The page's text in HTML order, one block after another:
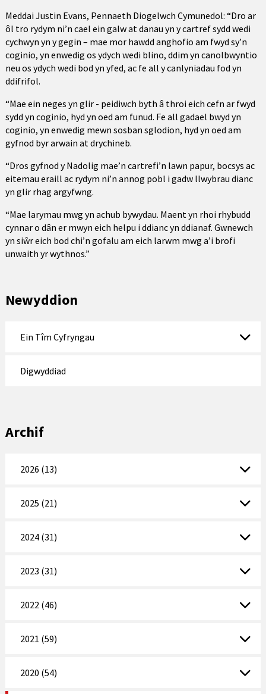
Meddai Justin Evans, Pennaeth Diogelwch Cymunedol: “Dro ar
ôl tro rydym ni’n cael ein galw at danau yn y cartref sydd wedi
cychwyn yn y gegin – mae mor hawdd anghofio am fwyd sy’n
coginio, yn enwedig os ydych wedi blino, ddim yn canolbwyntio
neu os ydych wedi bod yn yfed, ac fe all y canlyniadau fod yn
ddifrifol.
“Mae ein neges yn glir - peidiwch byth â throi eich cefn ar fwyd
sydd yn coginio, hyd yn oed am funud. Fe all gadael bwyd yn
coginio, yn enwedig mewn sosban sglodion, hyd yn oed am
gyfnod byr arwain at drychineb.
“Dros gyfnod y Nadolig mae’n cartrefi’n lawn papur, bocsys ac
eitemau eraill ac rydym ni’n annog pobl i gadw llwybrau dianc
yn glir rhag argyfwng.
“Mae larymau mwg yn achub bywydau. Maent yn rhoi rhybudd
cynnar o dân er mwyn eich helpu i ddianc yn ddianaf. Gwnewch
yn siŵr eich bod chi’n gofalu am eich larwm mwg a’i brofi
unwaith yr wythnos.”
Newyddion
Ein Tîm Cyfryngau
Digwyddiad
Archif
2026 (13)
2025 (21)
2024 (31)
2023 (31)
2022 (46)
2021 (59)
2020 (54)